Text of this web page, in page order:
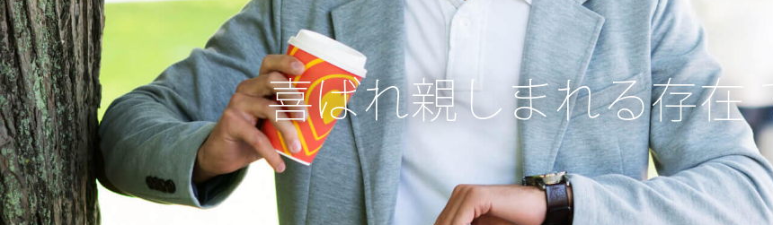
喜ばれ親しまれる存在